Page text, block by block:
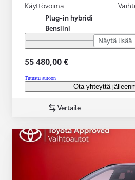
Käyttövoima
Plug-in hybridi
Bensiini
Näytä lisää
55 480,00 €
Tutustu autoon
Ota yhteyttä
Vertaile